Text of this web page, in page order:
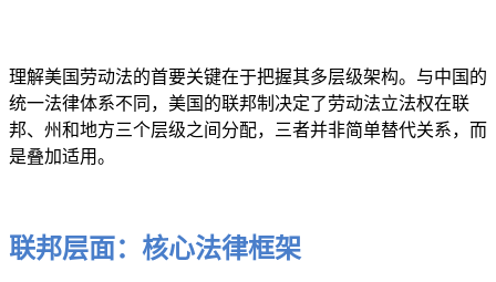
理解美国劳动法的首要关键在于把握其多层级架构。与中国的
统一法律体系不同，美国的联邦制决定了劳动法立法权在联
邦、州和地方三个层级之间分配，三者并非简单替代关系，而
是叠加适用。
联邦层面：核心法律框架